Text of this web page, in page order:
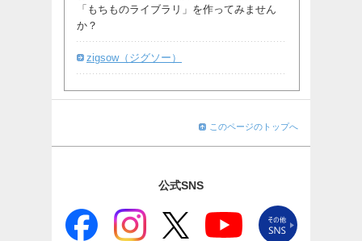
「もちものライブラリ」を作ってみません
か？
zigsow（ジグソー）
このページのトップへ
公式SNS